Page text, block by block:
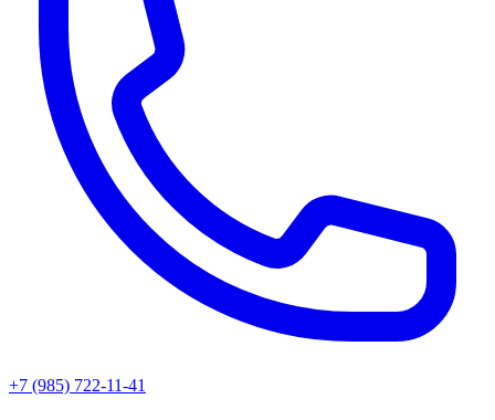
+7 (985) 722-11-41